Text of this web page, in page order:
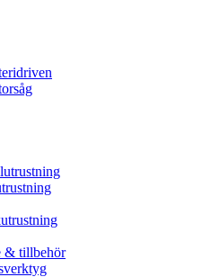
& tillbehör